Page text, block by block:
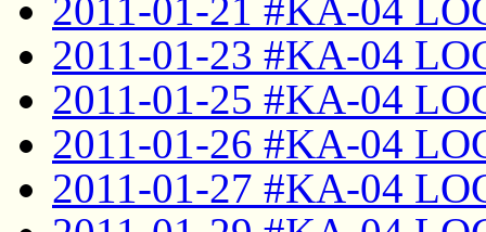
2011-01-21 #KA-04
2011-01-23 #KA-04
2011-01-25 #KA-04
2011-01-26 #KA-04
2011-01-27 #KA-04